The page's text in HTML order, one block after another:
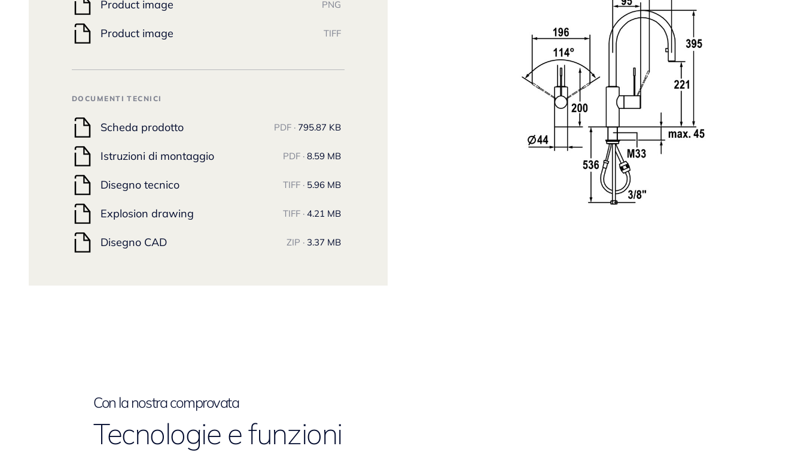
Product image PNG
Product image TIFF
DOCUMENTI TECNICI
Scheda prodotto PDF · 795.87 KB
Istruzioni di montaggio PDF · 8.59 MB
Disegno tecnico TIFF · 5.96 MB
Explosion drawing TIFF · 4.21 MB
Disegno CAD ZIP · 3.37 MB
Con la nostra comprovata
Tecnologie e funzioni